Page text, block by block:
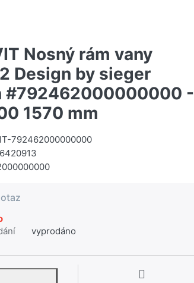
Nosný rám vany
Design by sieger
#792462000000000 -
1570 mm
792462000000000
vyprodáno